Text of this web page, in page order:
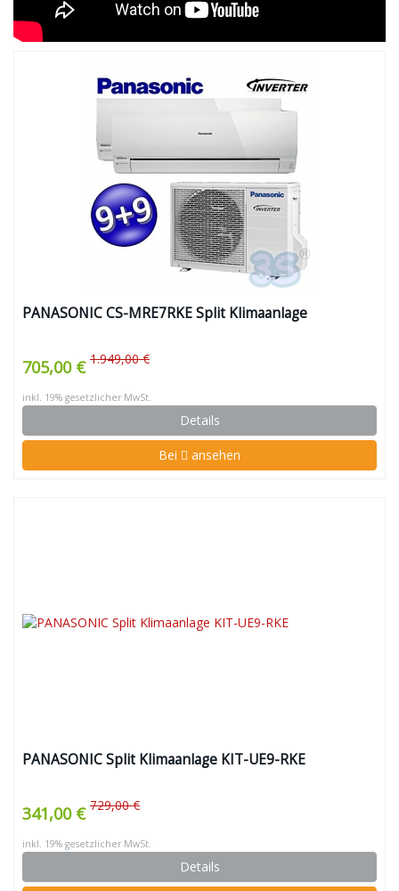
PANASONIC CS-MRE7RKE Split Klimaanlage
705,00 € 1.949,00 €
inkl. 19% gesetzlicher MwSt.
Details
Bei ansehen
PANASONIC Split Klimaanlage KIT-UE9-RKE
341,00 € 729,00 €
inkl. 19% gesetzlicher MwSt.
Details